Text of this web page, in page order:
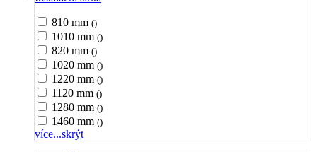
810 mm ()
1010 mm ()
820 mm ()
1020 mm ()
1220 mm ()
1120 mm ()
1280 mm ()
1460 mm ()
více...skrýt